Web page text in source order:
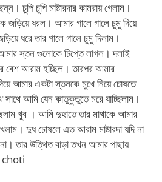
চুপি চুপি মাষ্টারদার কামরায় গেলাম।
জড়িয়ে ধরল। আমার গালে গালে চুমু দিয়ে
ধরে তার গালে গালে চুমু দিলাম।
আমার স্তন গুলোকে চিপ্তে লাগল। দলাই
বেশ আরাম হচ্ছিল। তারপর আমার
আমার একটা স্তনকে মুখে নিয়ে চোষতে
আমি যেন কাতুকুতুতে মরে যাচ্ছিলাম।
খুব । আমি দুহাতে তার মাথাকে আমার
দুধ চোষলে এত আরাম মাষ্টারদা যদি না
তার উত্থিত বাড়া তখন আমার পাছায়
choti